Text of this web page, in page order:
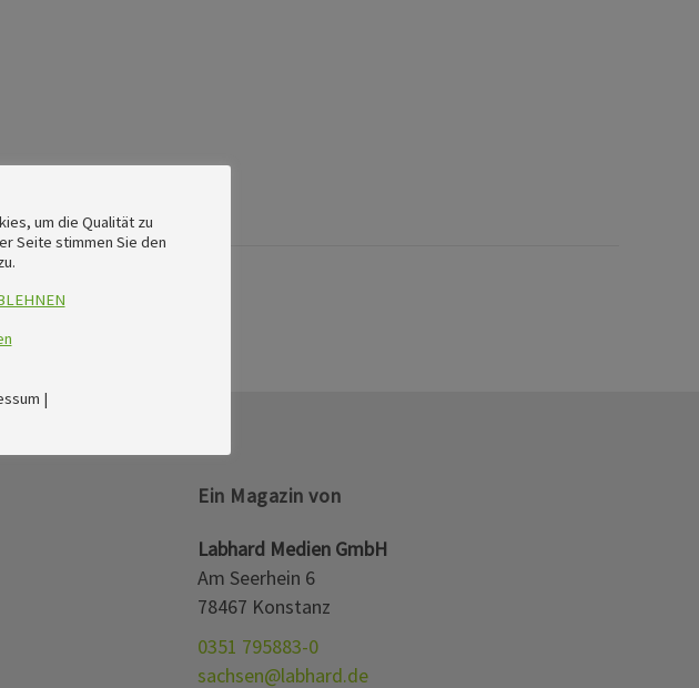
Ein Magazin von
Labhard Medien GmbH
Am Seerhein 6
78467 Konstanz
0351 795883-0
sachsen@labhard.de
um die Qualität zu
Seite stimmen Sie den
|